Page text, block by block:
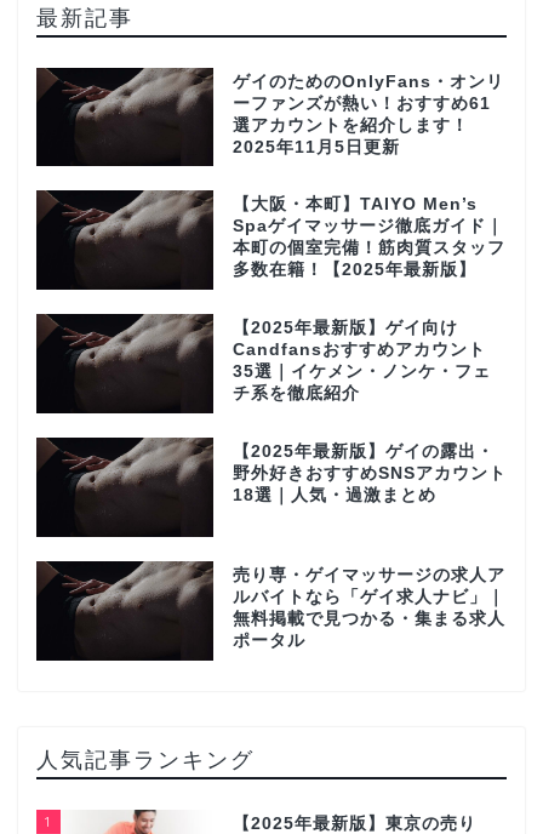
最新記事
ゲイのためのOnlyFans・オンリ
ーファンズが熱い！おすすめ61
選アカウントを紹介します！
2025年11月5日更新
【大阪・本町】TAIYO Men’s
Spaゲイマッサージ徹底ガイド｜
本町の個室完備！筋肉質スタッフ
多数在籍！【2025年最新版】
【2025年最新版】ゲイ向け
Candfansおすすめアカウント
35選｜イケメン・ノンケ・フェ
チ系を徹底紹介
【2025年最新版】ゲイの露出・
野外好きおすすめSNSアカウント
18選｜人気・過激まとめ
売り専・ゲイマッサージの求人ア
ルバイトなら「ゲイ求人ナビ」｜
無料掲載で見つかる・集まる求人
ポータル
人気記事ランキング
1
【2025年最新版】東京の売り